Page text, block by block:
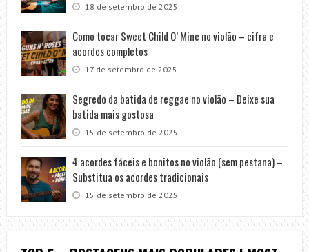
18 de setembro de 2025
Como tocar Sweet Child O’ Mine no violão – cifra e
acordes completos
17 de setembro de 2025
Segredo da batida de reggae no violão – Deixe sua
batida mais gostosa
15 de setembro de 2025
4 acordes fáceis e bonitos no violão (sem pestana) –
Substitua os acordes tradicionais
15 de setembro de 2025